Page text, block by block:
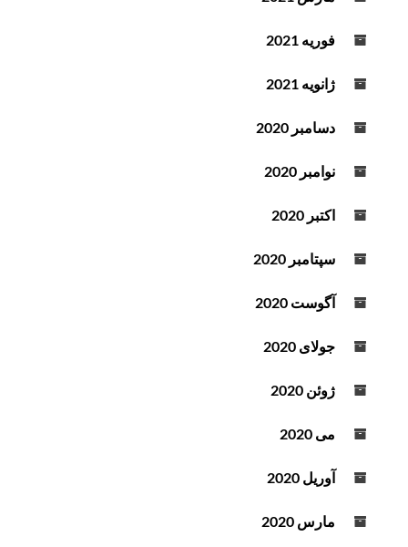
فوریه 2021
ژانویه 2021
دسامبر 2020
نوامبر 2020
اکتبر 2020
سپتامبر 2020
آگوست 2020
جولای 2020
ژوئن 2020
می 2020
آوریل 2020
مارس 2020